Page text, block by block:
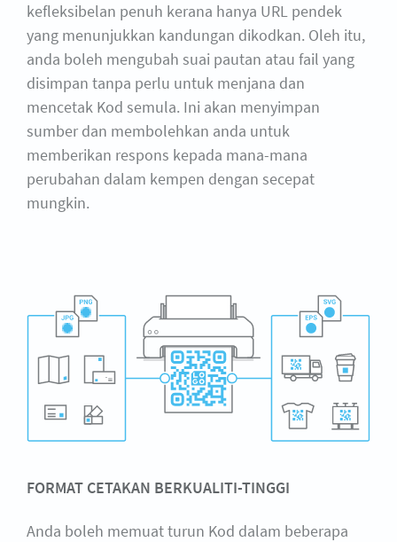
kefleksibelan penuh kerana hanya URL pendek
yang menunjukkan kandungan dikodkan. Oleh itu,
anda boleh mengubah suai pautan atau fail yang
disimpan tanpa perlu untuk menjana dan
mencetak Kod semula. Ini akan menyimpan
sumber dan membolehkan anda untuk
memberikan respons kepada mana-mana
perubahan dalam kempen dengan secepat
mungkin.
FORMAT CETAKAN BERKUALITI-TINGGI
Anda boleh memuat turun Kod dalam beberapa